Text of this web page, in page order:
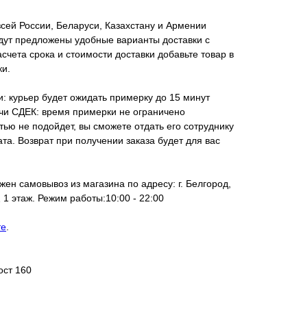
России, Беларуси, Казахстану и Армении
предложены удобные варианты доставки с
срока и стоимости доставки добавьте товар в
курьер будет ожидать примерку до 15 минут
СДЕК: время примерки не ограничено
не подойдет, вы сможете отдать его сотруднику
Возврат при получении заказа будет для вас
самовывоз из магазина по адресу: г. Белгород,
этаж. Режим работы:10:00 - 22:00
160